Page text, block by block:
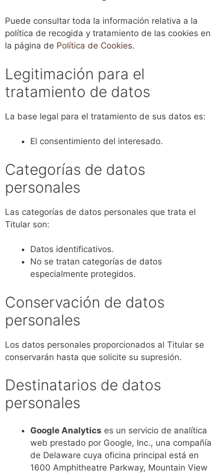
Puede consultar toda la información relativa a la
política de recogida y tratamiento de las cookies en
la página de Política de Cookies.
Legitimación para el
tratamiento de datos
La base legal para el tratamiento de sus datos es:
El consentimiento del interesado.
Categorías de datos
personales
Las categorías de datos personales que trata el
Titular son:
Datos identificativos.
No se tratan categorías de datos
especialmente protegidos.
Conservación de datos
personales
Los datos personales proporcionados al Titular se
conservarán hasta que solicite su supresión.
Destinatarios de datos
personales
Google Analytics es un servicio de analítica
web prestado por Google, Inc., una compañía
de Delaware cuya oficina principal está en
1600 Amphitheatre Parkway, Mountain View